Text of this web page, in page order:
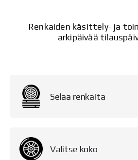
Renkaiden käsittely- ja
arkipäivää
Selaa renkaita
Valitse koko